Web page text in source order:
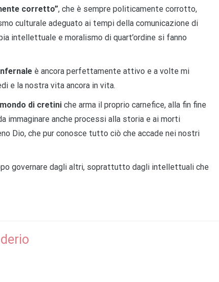
corretto”, che è sempre politicamente corrotto,
culturale adeguato ai tempi della comunicazione di
intellettuale e moralismo di quart’ordine si fanno
è ancora perfettamente attivo e a volte mi
e la nostra vita ancora in vita.
di cretini che arma il proprio carnefice, alla fin fine
immaginare anche processi alla storia e ai morti
Dio, che pur conosce tutto ciò che accade nei nostri
governare dagli altri, soprattutto dagli intellettuali che